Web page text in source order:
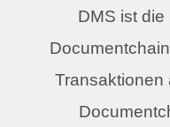
DMS ist
Transaktionen